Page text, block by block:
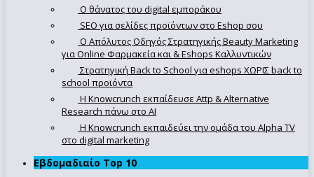
Ο θάνατος του digital εμποράκου
SEO για σελίδες προϊόντων στο Eshop σου
Ο Απόλυτoς Οδηγός Στρατηγικής Beauty Marketing
για Online Φαρμακεία και & Eshops Καλλυντικών
Στρατηγική Back to School για eshops ΧΩΡΙΣ back to
school προϊόντα
Η Knowcrunch εκπαίδευσε Attp & Alternative
Research πάνω στο ΑΙ
Η Knowcrunch εκπαιδεύει την ομάδα του Alpha TV
στο digital marketing
Εβδομαδιαίο Top 10